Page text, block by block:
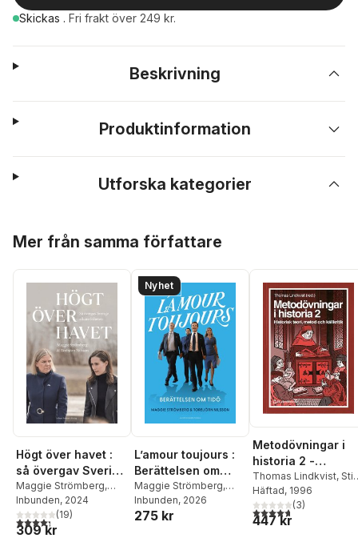
Skickas . Fri frakt över 249 kr.
Beskrivning
Produktinformation
Utforska kategorier
Mer från samma författare
Högt över havet :
så övergav Sverige
alliansfriheten
Maggie Strömberg,
Torbjörn Nilsson
Inbunden, 2024
4,3utav 5 stjärnor. Totalt antal röster:
(19)
309 kr
Nyhet
L’amour toujours :
Berättelsen om
Tidö
Maggie Strömberg,
Torbjörn Nilsson
Inbunden, 2026
275 kr
Metodövningar i
historia 2 -
Historisk teori,
metod och
Thomas Lindkvist,
Ekman, Torbjörn
Nilsson,Bo Persson
Maria Sjöberg
Häftad, 1996
4,7utav 5 stjärnor.
(3)
447 kr